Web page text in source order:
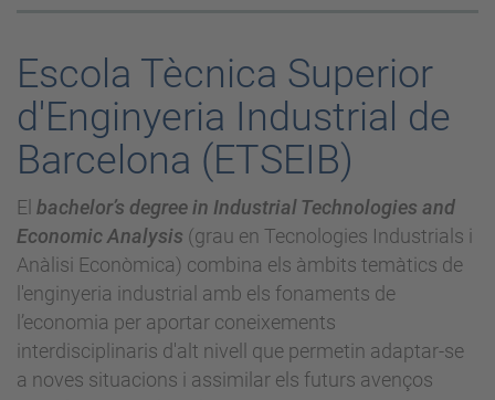
Escola Tècnica Superior
d'Enginyeria Industrial de
Barcelona (ETSEIB)
El bachelor’s degree in Industrial Technologies and
Economic Analysis (grau en Tecnologies Industrials i
Anàlisi Econòmica) combina els àmbits temàtics de
l'enginyeria industrial amb els fonaments de
l’economia per aportar coneixements
interdisciplinaris d'alt nivell que permetin adaptar-se
a noves situacions i assimilar els futurs avenços